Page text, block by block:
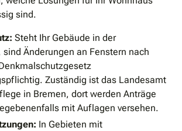
sind.
Steht Ihr Gebäude in der
Änderungen an Fenstern nach
Zuständig ist das Landesamt
in Bremen, dort werden Anträge
mit Auflagen versehen.
In Gebieten mit